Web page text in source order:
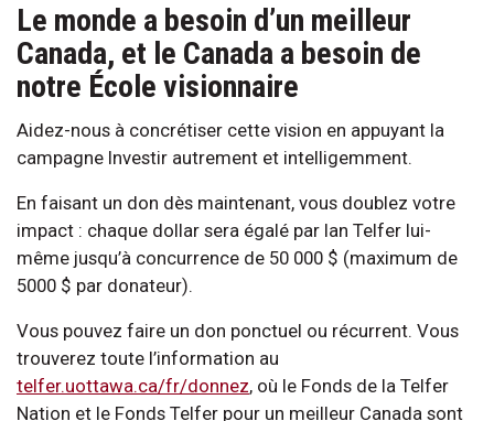
Le monde a besoin d’un meilleur
Canada, et le Canada a besoin de
notre École visionnaire
Aidez-nous à concrétiser cette vision en appuyant la
campagne Investir autrement et intelligemment.
En faisant un don dès maintenant, vous doublez votre
impact : chaque dollar sera égalé par Ian Telfer lui-
même jusqu’à concurrence de 50 000 $ (maximum de
5000 $ par donateur).
Vous pouvez faire un don ponctuel ou récurrent. Vous
trouverez toute l’information au
telfer.uottawa.ca/fr/donnez, où le Fonds de la Telfer
Nation et le Fonds Telfer pour un meilleur Canada sont